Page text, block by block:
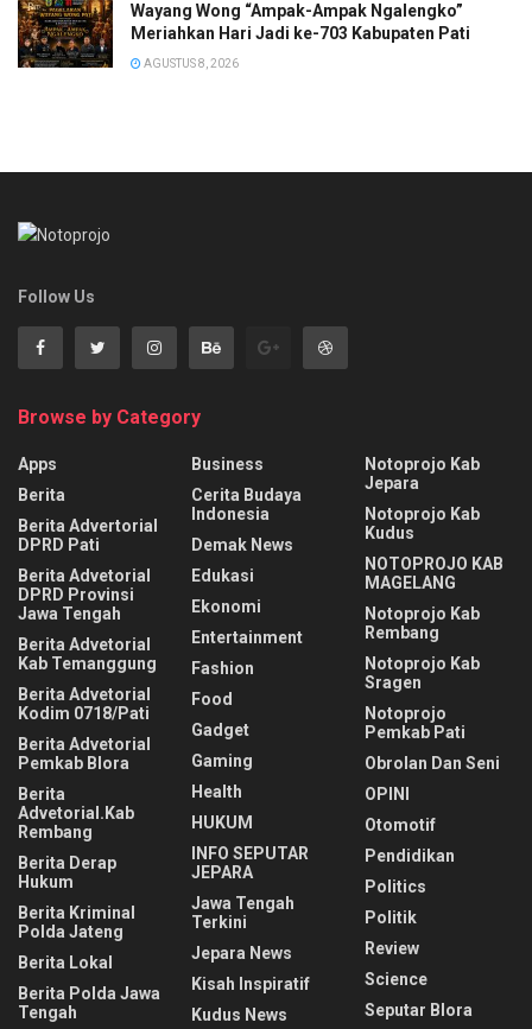
Wayang Wong “Ampak-Ampak Ngalengko”
Meriahkan Hari Jadi ke-703 Kabupaten Pati
AGUSTUS 8, 2026
Follow Us
Browse by Category
Apps
Berita
Berita Advertorial
DPRD Pati
Berita Advetorial
DPRD Provinsi
Jawa Tengah
Berita Advetorial
Kab Temanggung
Berita Advetorial
Kodim 0718/Pati
Berita Advetorial
Pemkab Blora
Berita
Advetorial.Kab
Rembang
Berita Derap
Hukum
Berita Kriminal
Polda Jateng
Berita Lokal
Berita Polda Jawa
Tengah
Business
Cerita Budaya
Indonesia
Demak News
Edukasi
Ekonomi
Entertainment
Fashion
Food
Gadget
Gaming
Health
HUKUM
INFO SEPUTAR
JEPARA
Jawa Tengah
Terkini
Jepara News
Kisah Inspiratif
Kudus News
Notoprojo Kab
Jepara
Notoprojo Kab
Kudus
NOTOPROJO KAB
MAGELANG
Notoprojo Kab
Rembang
Notoprojo Kab
Sragen
Notoprojo
Pemkab Pati
Obrolan Dan Seni
OPINI
Otomotif
Pendidikan
Politics
Politik
Review
Science
Seputar Blora